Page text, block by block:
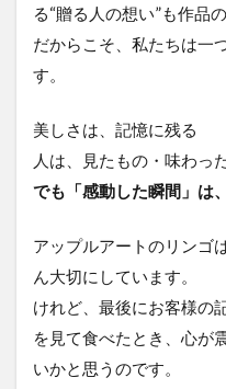
る“贈る人の想い”も作品の
だからこそ、私たちは一
す。
美しさは、記憶に残る
人は、見たもの・味わっ
でも「感動した瞬間」は
アップルアートのリンゴ
ん大切にしています。
けれど、最後にお客様の
を見て食べたとき、心が
いかと思うのです。